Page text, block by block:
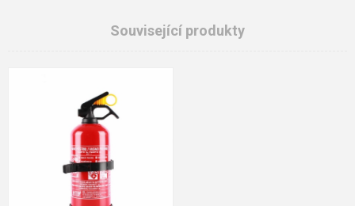
Související produkty